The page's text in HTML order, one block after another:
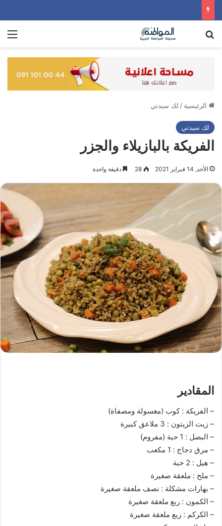
الرئيسية / لك سيدتي
لك سيدتي
الفريكة بالبازيلاء والجزر
الأحد, 14 فبراير 2021 28 دقيقة واحدة
المقادير
– الفريكة : كوب (مغسولة ومصفاة)
– زيت الزيتون : 3 ملاعق كبيرة
– البصل : 1 حبة (مفروم)
– مرق دجاج : 1 مكعب
– هيل : 2 حبة
– ملح : ملعقة صغيرة
– بهارات مشكلة : نصف ملعقة صغيرة
– الكمون : ربع ملعقة صغيرة
– الكركم : ربع ملعقة صغيرة